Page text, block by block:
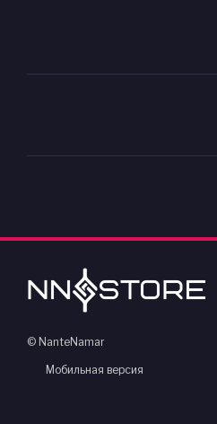
© NanteNamar
Мобильная версия